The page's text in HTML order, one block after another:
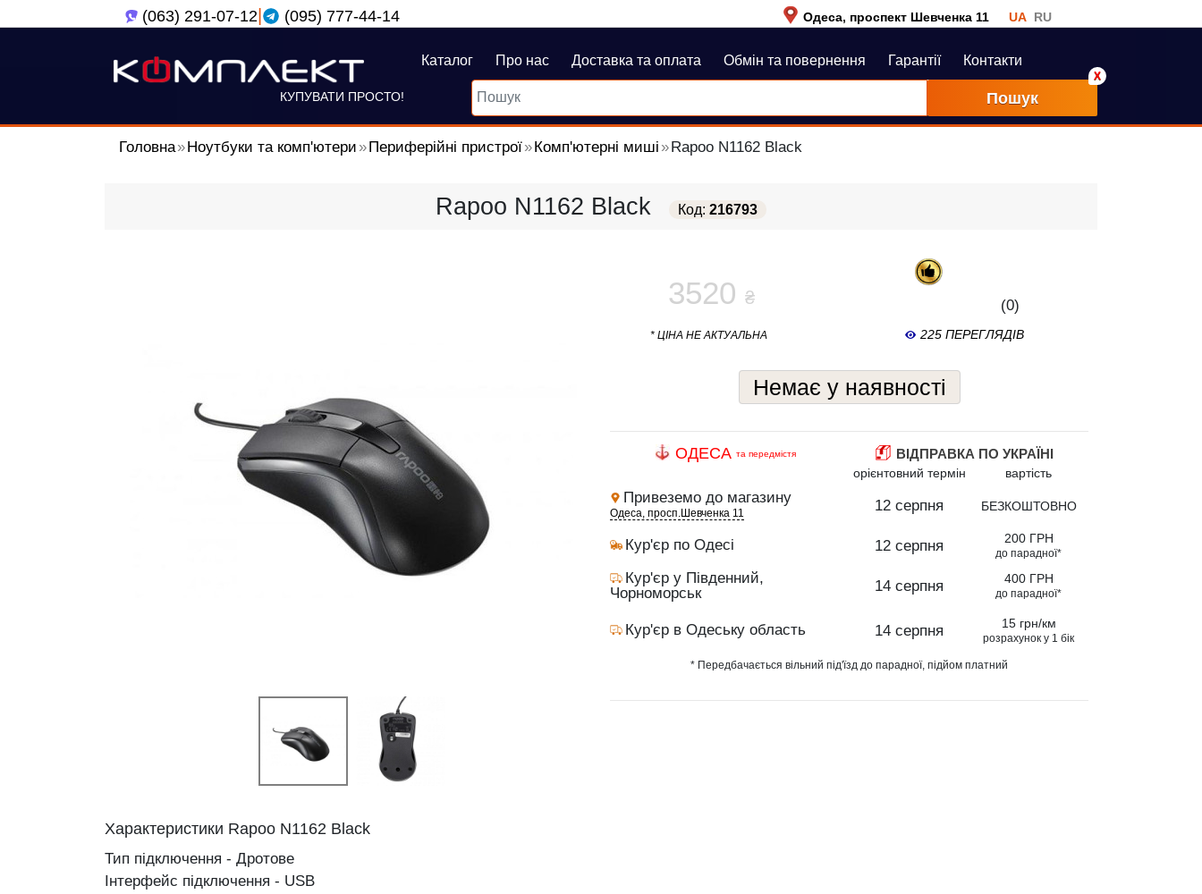
(063) 291-07-12| (095) 777-44-14 Одеса, проспект Шевченка 11 UA RU
КУПУВАТИ ПРОСТО!
Каталог Про нас Доставка та оплата Обмін та повернення Гарантії Контакти
Пошук
Головна Ноутбуки та комп'ютери Периферійні пристрої Комп'ютерні миші Rapoo N1162 Black
Rapoo N1162 Black Код: 216793
3520 ₴ (0)
* ЦІНА НЕ АКТУАЛЬНА 225 ПЕРЕГЛЯДІВ
Немає у наявності
ОДЕСА та передмістя ВІДПРАВКА ПО УКРАЇНІ
орієнтовний термін вартість
Привеземо до магазину
Одеса, просп.Шевченка 11
Кур'єр по Одесі
Кур'єр у Південний,
Чорноморськ
Кур'єр в Одеську область
12 серпня
12 серпня
14 серпня
14 серпня
БЕЗКОШТОВНО
200 ГРН
до парадної*
400 ГРН
до парадної*
15 грн/км
розрахунок у 1 бік
* Передбачається вільний під'їзд до парадної, підйом платний
Характеристики Rapoo N1162 Black
Тип підключення - Дротове
Інтерфейс підключення - USB